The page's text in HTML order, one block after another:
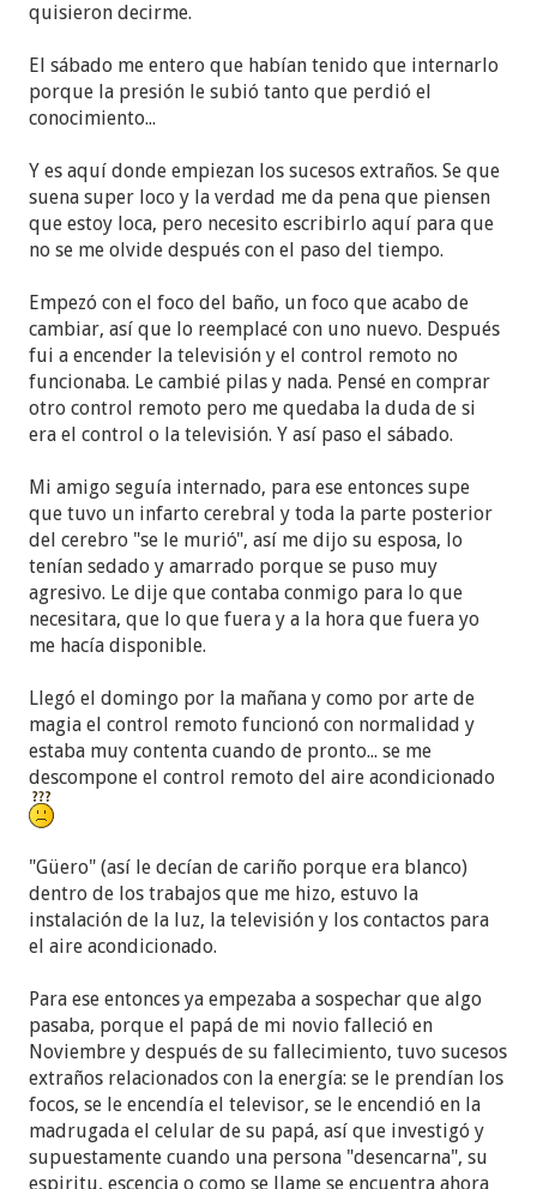
quisieron decirme.
El sábado me entero que habían tenido que internarlo
porque la presión le subió tanto que perdió el
conocimiento...
Y es aquí donde empiezan los sucesos extraños. Se que
suena super loco y la verdad me da pena que piensen
que estoy loca, pero necesito escribirlo aquí para que
no se me olvide después con el paso del tiempo.
Empezó con el foco del baño, un foco que acabo de
cambiar, así que lo reemplacé con uno nuevo. Después
fui a encender la televisión y el control remoto no
funcionaba. Le cambié pilas y nada. Pensé en comprar
otro control remoto pero me quedaba la duda de si
era el control o la televisión. Y así paso el sábado.
Mi amigo seguía internado, para ese entonces supe
que tuvo un infarto cerebral y toda la parte posterior
del cerebro "se le murió", así me dijo su esposa, lo
tenían sedado y amarrado porque se puso muy
agresivo. Le dije que contaba conmigo para lo que
necesitara, que lo que fuera y a la hora que fuera yo
me hacía disponible.
Llegó el domingo por la mañana y como por arte de
magia el control remoto funcionó con normalidad y
estaba muy contenta cuando de pronto... se me
descompone el control remoto del aire acondicionado
"Güero" (así le decían de cariño porque era blanco)
dentro de los trabajos que me hizo, estuvo la
instalación de la luz, la televisión y los contactos para
el aire acondicionado.
Para ese entonces ya empezaba a sospechar que algo
pasaba, porque el papá de mi novio falleció en
Noviembre y después de su fallecimiento, tuvo sucesos
extraños relacionados con la energía: se le prendían los
focos, se le encendía el televisor, se le encendió en la
madrugada el celular de su papá, así que investigó y
supuestamente cuando una persona "desencarna", su
espiritu, escencia o como se llame se encuentra ahora